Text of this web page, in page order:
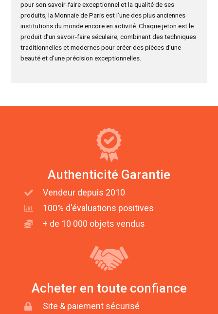
pour son savoir-faire exceptionnel et la qualité de ses
produits, la Monnaie de Paris est l’une des plus anciennes
institutions du monde encore en activité. Chaque jeton est le
produit d’un savoir-faire séculaire, combinant des techniques
traditionnelles et modernes pour créer des pièces d’une
beauté et d’une précision exceptionnelles.
Authenticité Garantie
Vendeur depuis 2010
100% d'évaluations positives
+ de 10 000 objets vendus
Acheter en toute confiance
Site & paiement sécurisé